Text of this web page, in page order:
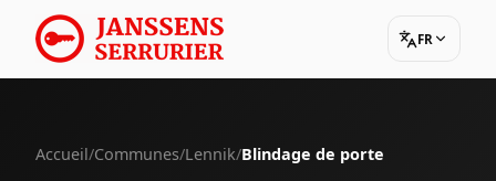
FR
Accueil/Communes/Lennik/Blindage de porte